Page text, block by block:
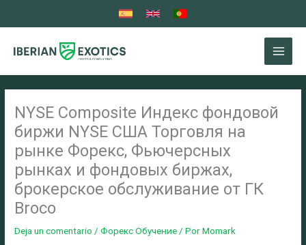
NYSE Composite Индекс фондовой
биржи NYSE США Торговля на
рынке Форекс, Фьючерсных
рынках и фондовых биржах,
брокерское обслуживание от ГК
Broco
Deja un comentario /Форекс Обучение / PorMomark